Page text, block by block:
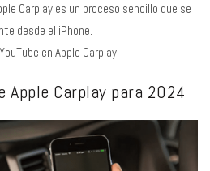
Carplay es un proceso sencillo que se
desde el iPhone.
en Apple Carplay.
Apple Carplay para 2024